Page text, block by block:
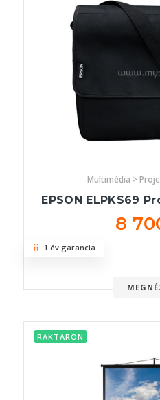
Multimédia >
EPSON ELPKS69
8
1 év garancia
RAKTÁRON